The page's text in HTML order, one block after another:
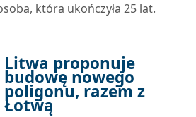
która ukończyła 25 lat.
Litwa proponuje
budowę nowego
poligonu, razem z
Łotwą